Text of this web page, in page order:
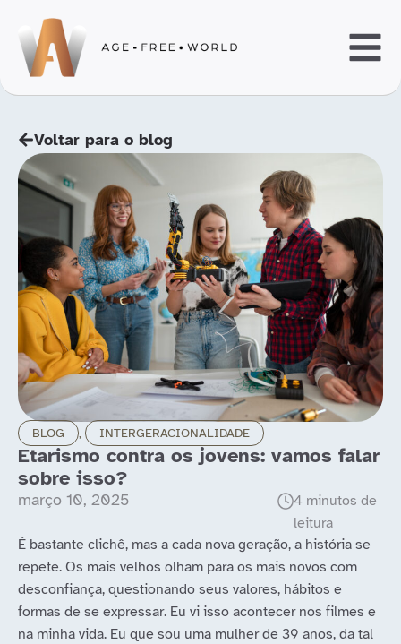
Voltar para o blog
BLOG , INTERGERACIONALIDADE
Etarismo contra os jovens: vamos falar
sobre isso?
março 10, 2025
É bastante clichê, mas a cada nova geração, a história se
repete. Os mais velhos olham para os mais novos com
desconfiança, questionando seus valores, hábitos e
formas de se expressar. Eu vi isso acontecer nos filmes e
na minha vida. Eu que sou uma mulher de 39 anos, da tal